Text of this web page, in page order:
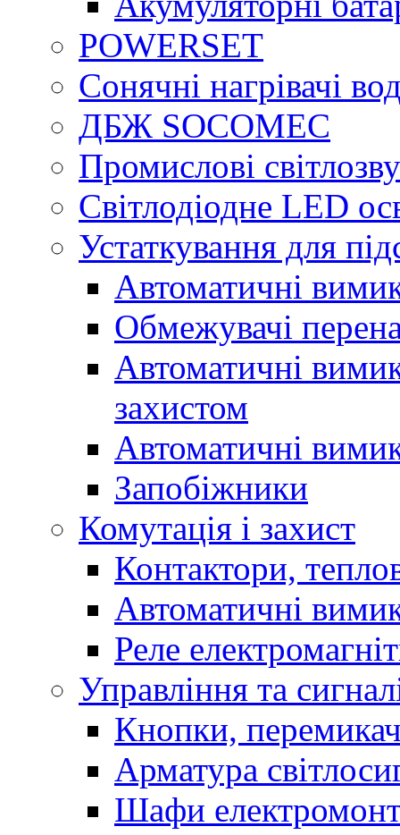
POWERSET
Сонячні нагрівачі
ДБЖ SOCOMEC
Промислові
Світлодіодне LED
Устаткування для
Автоматичні
Обмежувачі
Автоматичні
захистом
Автоматичні
Запобіжники
Комутація і захист
Контактори,
Автоматичні
Реле
Управління та
Кнопки,
Арматура
Шафи